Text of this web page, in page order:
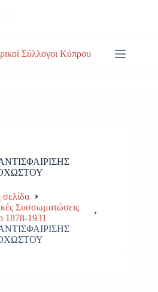
Σύλλογοι Κύπρου
σελίδα
Συσσωματώσεις
1878-1931